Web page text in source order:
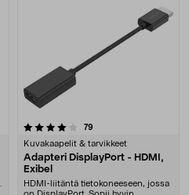
79
Kuvakaapelit & tarvikkeet
Adapteri DisplayPort - HDMI,
Exibel
HDMI-liitäntä tietokoneeseen, jossa